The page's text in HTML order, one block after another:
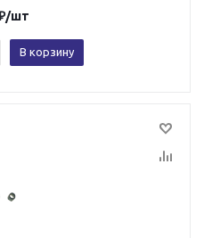
/шт
В корзину